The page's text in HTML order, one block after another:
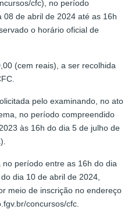
cfc), no período
de abril de 2024 até as 16h
o horário oficial de
(cem reais), a ser recolhida
pelo examinando, no ato
no período compreendido
às 16h do dia 5 de julho de
período entre as 16h do dia
dia 10 de abril de 2024,
meio de inscrição no endereço
concursos/cfc.